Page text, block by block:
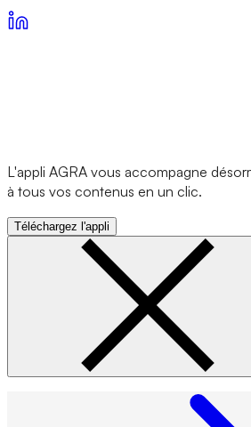
L'appli AGRA vous accompagne
à tous vos contenus en un clic.
Téléchargez l'appli